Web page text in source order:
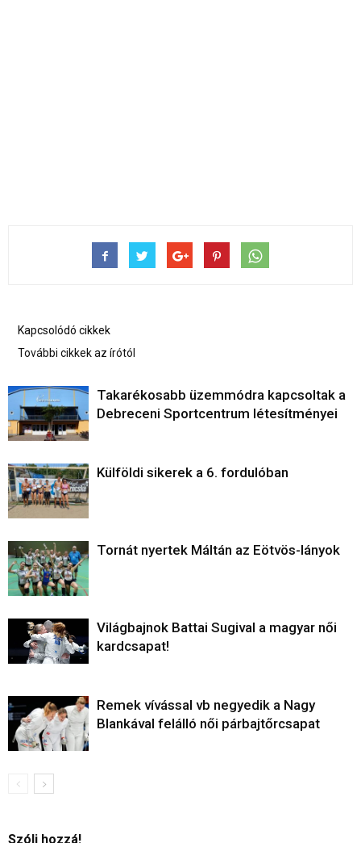
Kapcsolódó cikkek
További cikkek az írótól
Takarékosabb üzemmódra kapcsoltak a
Debreceni Sportcentrum létesítményei
Külföldi sikerek a 6. fordulóban
Tornát nyertek Máltán az Eötvös-lányok
Világbajnok Battai Sugival a magyar női
kardcsapat!
Remek vívással vb negyedik a Nagy
Blankával felálló női párbajtőrcsapat
Szólj hozzá!